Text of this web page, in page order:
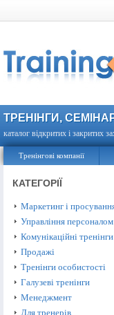
ТРЕНІНГИ,
каталог відкритих і закритих
Тренінгові компанії
КАТЕГОРІЇ
Маркетинг і
Управління персоналом
Комунікаційні тренінги
Продажі
Тренінги особистості
Галузеві тренінги
Менеджмент
Для тренерів